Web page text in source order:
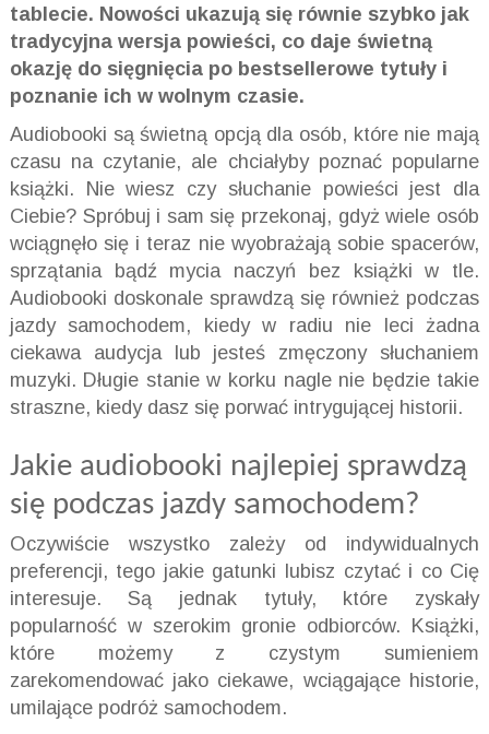
tablecie. Nowości ukazują się równie szybko jak
tradycyjna wersja powieści, co daje świetną
okazję do sięgnięcia po bestsellerowe tytuły i
poznanie ich w wolnym czasie.
Audiobooki są świetną opcją dla osób, które nie mają
czasu na czytanie, ale chciałyby poznać popularne
książki. Nie wiesz czy słuchanie powieści jest dla
Ciebie? Spróbuj i sam się przekonaj, gdyż wiele osób
wciągnęło się i teraz nie wyobrażają sobie spacerów,
sprzątania bądź mycia naczyń bez książki w tle.
Audiobooki doskonale sprawdzą się również podczas
jazdy samochodem, kiedy w radiu nie leci żadna
ciekawa audycja lub jesteś zmęczony słuchaniem
muzyki. Długie stanie w korku nagle nie będzie takie
straszne, kiedy dasz się porwać intrygującej historii.
Jakie audiobooki najlepiej sprawdzą
się podczas jazdy samochodem?
Oczywiście wszystko zależy od indywidualnych
preferencji, tego jakie gatunki lubisz czytać i co Cię
interesuje. Są jednak tytuły, które zyskały
popularność w szerokim gronie odbiorców. Książki,
które możemy z czystym sumieniem
zarekomendować jako ciekawe, wciągające historie,
umilające podróż samochodem.